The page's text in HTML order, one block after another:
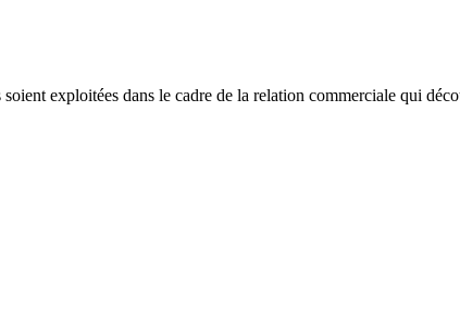
exploitées dans le cadre de la relation commerciale qui